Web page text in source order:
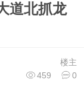
道北抓龙
楼主
459
0